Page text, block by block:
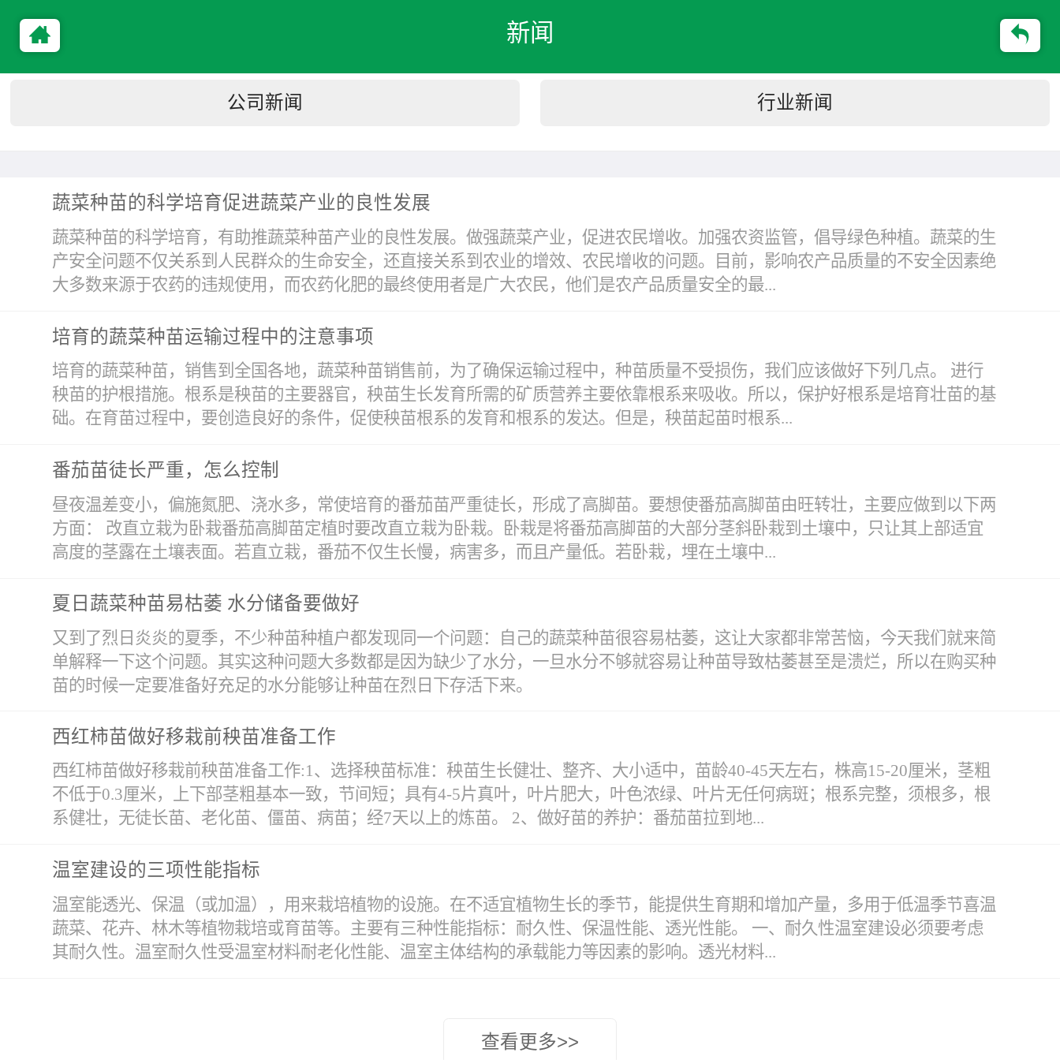
新闻
公司新闻 行业新闻
蔬菜种苗的科学培育促进蔬菜产业的良性发展
蔬菜种苗的科学培育，有助推蔬菜种苗产业的良性发展。做强蔬菜产业，促进农民增收。加强农资监管，倡导绿色种植。蔬菜的生
产安全问题不仅关系到人民群众的生命安全，还直接关系到农业的增效、农民增收的问题。目前，影响农产品质量的不安全因素绝
大多数来源于农药的违规使用，而农药化肥的最终使用者是广大农民，他们是农产品质量安全的最...
念，是蔬菜产业今后发展的重中之重。可以建立健全蔬菜产前、产中、产后的技术培训、普及、推广体系。通过组建“蔬菜专家
团”，为广大农民开展定期培训班，将无公害蔬菜、绿色蔬菜、有机蔬菜标准化生产技术，设施蔬菜连作控防技术，合理施肥技术
和病虫害综合防治技术等列为培训内容，提高菜农的科技意识和科技水平。为保证杀菌消毒的效果，一是要确保水温。扦入一根温
子。药剂消毒。先用一般温水将种子预浸4-5小时。起水后再浸入1%的硫酸铜、或0.1%的高锰酸钾水溶液中5分钟，或浸在100倍福
尔马林液中20分钟。为防止辣椒病毒病，可将预浸过的种子，再浸入10%的磷酸三钠溶液中20分钟。将预浸过的种子放入
1000mg/kg的农用链霉素液中浸30分钟，对防治疮痂病、青枯病效果较好。用药剂浸种后，都要用清水将种子冲洗干净，才能催芽
或直接播种。否则影响种子发芽。干热处理。将充分干燥的种子置于70℃恒温箱内干热处理72小时，可杀死许多病原物，而不降低
我公司技术人员不管的研究适宜蔬菜种苗生长的关键条件。做好下列几点就能掌握好育苗的生长环境。1、选择合适的育苗苗岭与
营养面积，穴盘育苗是高度集约化的育苗方法，即在较大的资金与技术投入条件下，在相对较短的育苗期内，培育出更多更好的蔬
菜秧苗。重要的基础在于营养，而实现的手段就是适宜的苗龄与营养面积。要依据营养面积确定苗龄或根据一定大小的苗龄选定不
同孔穴的穴盘。大苗具有明显的早熟性，早期产量高，但由于早衰，总产量可能会有所下降；小苗早期产量较低，但由于活力较
强，生长旺盛，总产量较高；中等大小的秧苗兼有大苗与小苗双方的特点，在保证...
培育的蔬菜种苗运输过程中的注意事项
培育的蔬菜种苗，销售到全国各地，蔬菜种苗销售前，为了确保运输过程中，种苗质量不受损伤，我们应该做好下列几点。 进行
秧苗的护根措施。根系是秧苗的主要器官，秧苗生长发育所需的矿质营养主要依靠根系来吸收。所以，保护好根系是培育壮苗的基
础。在育苗过程中，要创造良好的条件，促使秧苗根系的发育和根系的发达。但是，秧苗起苗时根系...
根系生长良好，又要使起苗、运输及定植时根系少受损伤，需要采取技术措施保护根系。 调节秧苗的根系结构。在秧苗幼小时，
利用小苗根的再生力强的优势，通过移苗促使秧苗的根系集中在较小的范围，这样在运输、定植时不至于根系损伤的过多，从而可
提高成苗率、缩短缓苗的时间。 防止根系受损伤。用营养苗钵或营养土块进行育苗，采用这种方式护根是比较有效并经常采用
也较少，定植以后缓苗比较快。 应用基质育苗技术。为了避免根系在移苗、运输和定植时的根系损伤问题，提倡基质育苗技术，
即采用穴盘育苗，秧苗的根系较为发达，连同育苗盘一起运输，在运输及起苗时对秧苗根系不会有太大的伤害，这是目前商品化育
苗中一种较好的方式，也是护根的一种措施。 控制苗龄。苗龄越大，起苗、移栽时对根系的损伤也越大，而且大苗或苗龄过长，
运输也不方便，所以，一般对需要运输的秧苗，应该控制其苗龄，最好是小苗运输。
番茄苗徒长严重，怎么控制
昼夜温差变小，偏施氮肥、浇水多，常使培育的番茄苗严重徒长，形成了高脚苗。要想使番茄高脚苗由旺转壮，主要应做到以下两
方面： 改直立栽为卧栽番茄高脚苗定植时要改直立栽为卧栽。卧栽是将番茄高脚苗的大部分茎斜卧栽到土壤中，只让其上部适宜
高度的茎露在土壤表面。若直立栽，番茄不仅生长慢，病害多，而且产量低。若卧栽，埋在土壤中...
卧栽时要注意以下三点：要注意让苗的高度统一，避免出现参差不齐的现象；定植时最好使茎斜向北方，此后逐步扶正；埋在土壤
中的茎上的叶片要除掉，以免在土壤中腐烂引发病害。 栽后管理要得当番茄高脚苗定植后，一定要加强管理。一要拉大昼夜温
差，低温炼苗。番茄高脚苗定植后，要加强通风，控制棚内温度，温度以白天25℃~30℃、夜间14℃~15℃为宜，中午温度过高时
浇水也不宜过勤，可改以前的每7~10天浇一次水为每10~15天浇一次水。
夏日蔬菜种苗易枯萎 水分储备要做好
又到了烈日炎炎的夏季，不少种苗种植户都发现同一个问题：自己的蔬菜种苗很容易枯萎，这让大家都非常苦恼，今天我们就来简
单解释一下这个问题。其实这种问题大多数都是因为缺少了水分，一旦水分不够就容易让种苗导致枯萎甚至是溃烂，所以在购买种
苗的时候一定要准备好充足的水分能够让种苗在烈日下存活下来。
西红柿苗做好移栽前秧苗准备工作
西红柿苗做好移栽前秧苗准备工作:1、选择秧苗标准：秧苗生长健壮、整齐、大小适中，苗龄40-45天左右，株高15-20厘米，茎粗
不低于0.3厘米，上下部茎粗基本一致，节间短；具有4-5片真叶，叶片肥大，叶色浓绿、叶片无任何病斑；根系完整，须根多，根
系健壮，无徒长苗、老化苗、僵苗、病苗；经7天以上的炼苗。 2、做好苗的养护：番茄苗拉到地...
把水浇透，确保移栽田间后幼苗保持水分时间较长，提高成活率。 西红柿苗移栽质量要求:移栽时，苗要放在孔穴中间，土埋实，
孔两边土要均匀压下去；针对穴盘有些苗高有些浅，栽时小苗一定要上提一下，达到合适的深度。移栽要及时把膜孔封严，保持膜
内墒情，严禁造成膜孔板结。移栽深度宜深不宜浅，将土埋至子叶节为宜。栽后达到苗直、土实、孔平，根系和土壤充分接触。切
温室建设的三项性能指标
温室能透光、保温（或加温），用来栽培植物的设施。在不适宜植物生长的季节，能提供生育期和增加产量，多用于低温季节喜温
蔬菜、花卉、林木等植物栽培或育苗等。主要有三种性能指标：耐久性、保温性能、透光性能。 一、耐久性温室建设必须要考虑
其耐久性。温室耐久性受温室材料耐老化性能、温室主体结构的承载能力等因素的影响。透光材料...
定性因素。一般钢结构温室使用寿命在15年以上。要求设计风、雪荷载用25年一遇最大荷载；竹木结构简易温室使用寿命5~10